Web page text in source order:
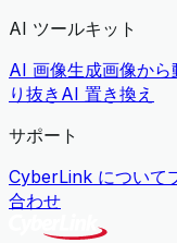
AI ツールキット
AI 画像生成画像から
り抜き AI 置き換え
サポート
CyberLink について
合わせ